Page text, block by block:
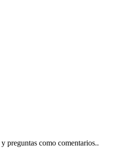
preguntas como comentarios..